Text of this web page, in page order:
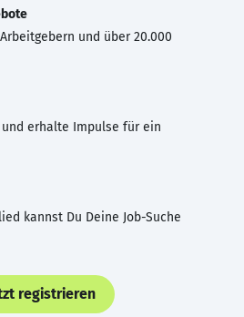
und über 20.000
erhalte Impulse für ein
kannst Du Deine Job-Suche
registrieren